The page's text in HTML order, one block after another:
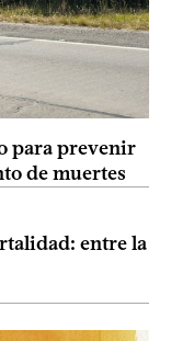
para prevenir
de muertes
entre la